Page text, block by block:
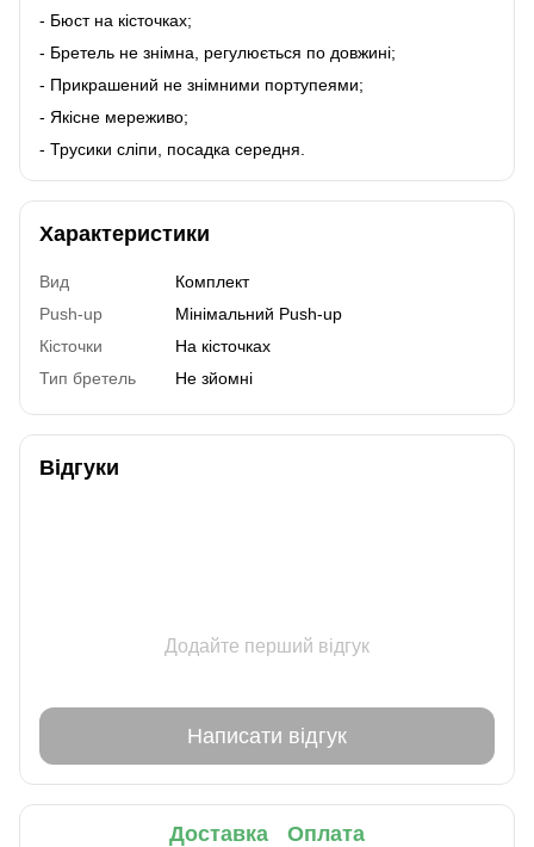
- Бюст на кісточках;
- Бретель не знімна, регулюється по довжині;
- Прикрашений не знімними портупеями;
- Якісне мереживо;
- Трусики сліпи, посадка середня.
Характеристики
Вид
Комплект
Push-up
Мінімальний Push-up
Кісточки
На кісточках
Тип бретель
Не зйомні
Відгуки
Додайте перший відгук
Написати відгук
Доставка Оплата